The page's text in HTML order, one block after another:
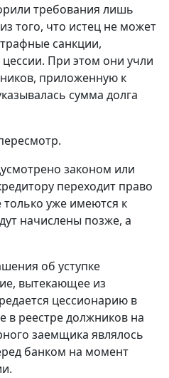
требования лишь
того, что истец не может
санкции,
При этом они учли
приложенную к
сумма долга
законом или
переходит право
уже имеются к
начислены позже, а
об уступке
вытекающее из
цессионарию в
в реестре должников на
заемщика являлось
банком на момент